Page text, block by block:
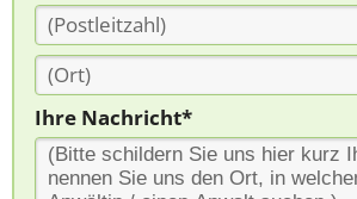
Ihre Nachricht*